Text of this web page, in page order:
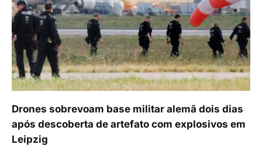
Drones sobrevoam base militar alemã dois dias
após descoberta de artefato com explosivos em
Leipzig